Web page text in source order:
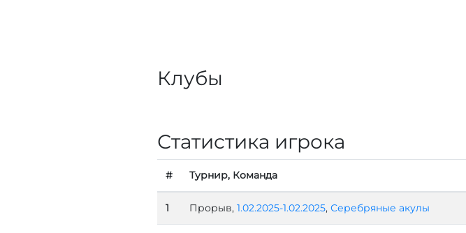
Клубы
Статистика игрока
# Турнир, Команда
1 Прорыв, 1.02.2025-1.02.2025, Серебряные акулы